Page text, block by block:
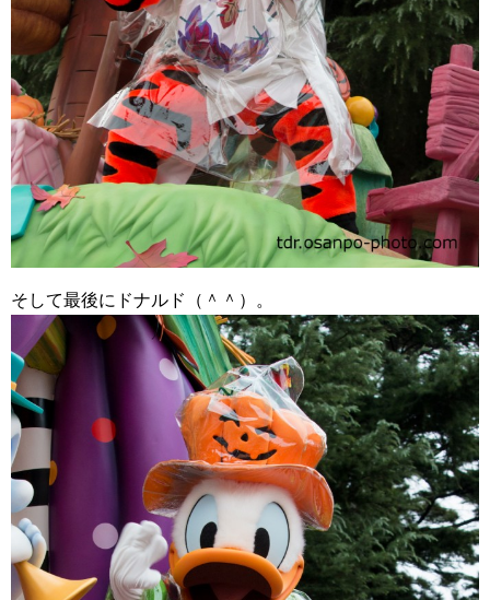
そして最後にドナルド（＾＾）。